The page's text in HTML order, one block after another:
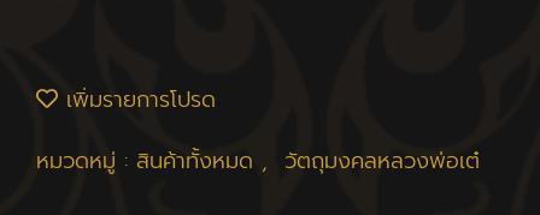
เพิ่มรายการโปรด
หมวดหมู่ : สินค้าทั้งหมด , วัตถุมงคลหลวงพ่อเต๋